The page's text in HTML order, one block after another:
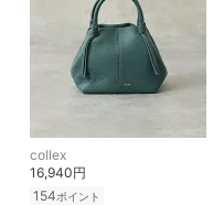
collex
16,940円
154ポイント